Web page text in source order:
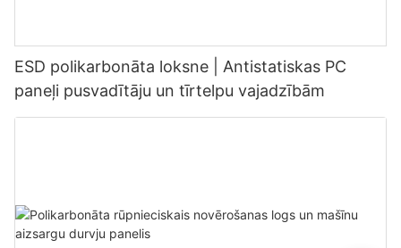
ESD polikarbonāta loksne | Antistatiskas PC
paneļi pusvadītāju un tīrtelpu vajadzībām